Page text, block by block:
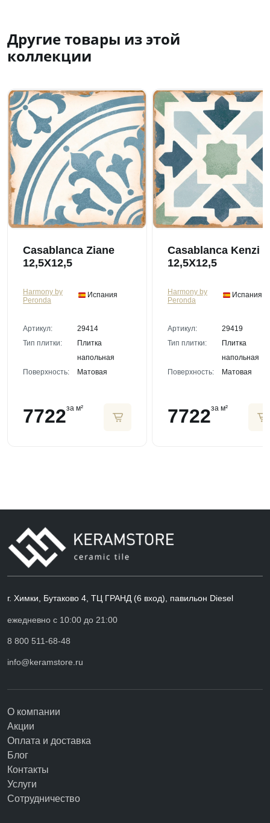
Другие товары из этой
коллекции
Casablanca Ziane
12,5X12,5
Harmony by
Peronda
Испания
Артикул:
29414
Тип плитки:
Плитка
напольная
Поверхность:
Матовая
7722за м²
Casablanca Kenzi
12,5X12,5
Harmony by
Peronda
Испания
Артикул:
29419
Тип плитки:
Плитка
напольная
Поверхность:
Матовая
7722за м²
г. Химки, Бутаково 4, ТЦ ГРАНД (6 вход), павильон Diesel
ежедневно с 10:00 до 21:00
8 800 511-68-48
info@keramstore.ru
О компании
Акции
Оплата и доставка
Блог
Контакты
Услуги
Сотрудничество